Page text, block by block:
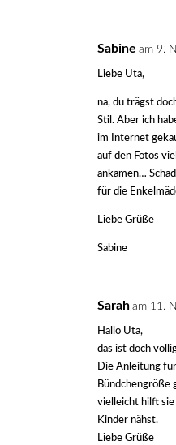
Sabine am 9.
Liebe Uta,
na, du trägst
Stil. Aber ich
im Internet
auf den Fotos
ankamen…
für die
Liebe Grüße
Sabine
Sarah am 11.
Hallo Uta,
das ist doch
Die Anleitung
Bündchengröße
vielleicht hilft sie
Kinder nähst.
Liebe Grüße